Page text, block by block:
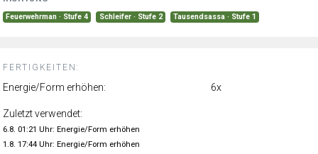
Feuerwehrman · Stufe 4 Schleifer · Stufe 2 Tausendsassa · Stufe 1
FERTIGKEITEN:
Energie/Form erhöhen: 6x
Zuletzt verwendet:
6.8. 01:21 Uhr: Energie/Form erhöhen
1.8. 17:44 Uhr: Energie/Form erhöhen